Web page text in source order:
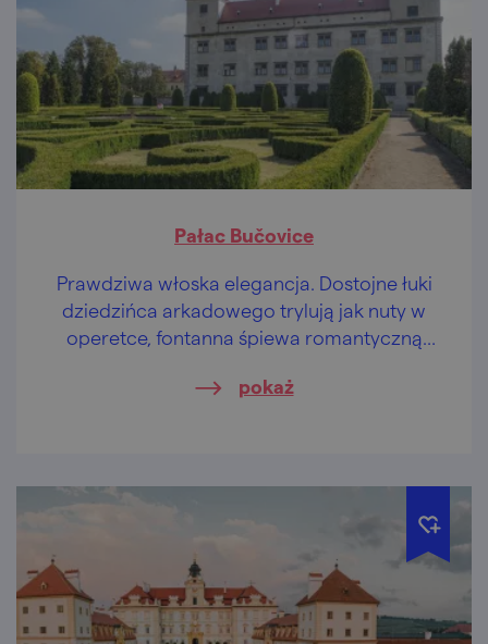
Pałac Bučovice
Prawdziwa włoska elegancja. Dostojne łuki
dziedzińca arkadowego trylują jak nuty w
operetce, fontanna śpiewa romantyczną
pokaż